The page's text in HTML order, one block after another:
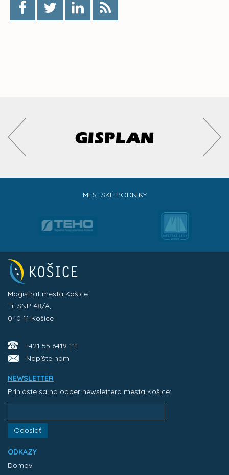
MESTSKÉ PODNIKY
Magistrát mesta Košice
Tr. SNP 48/A,
040 11 Košice
+421 55 6419 111
Napíšte nám
NEWSLETTER
Prihláste sa na odber newslettera mesta Košice:
Odoslať
ODKAZY
Domov